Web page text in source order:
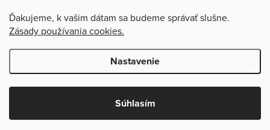
Ďakujeme, k vašim dátam sa budeme správať slušne.
Zásady používania cookies.
Nastavenie
Súhlasím
Poradňa
Copyright 2026Stevula.sk. Všetky práva vyhradené.Upraviť
nastavenie cookies